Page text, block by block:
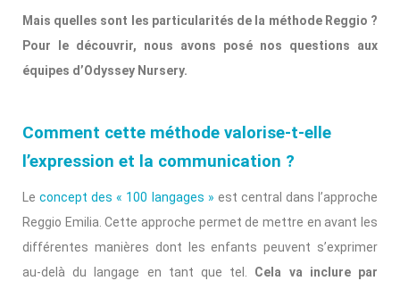
Mais quelles sont les particularités de la méthode Reggio ?
Pour le découvrir, nous avons posé nos questions aux
équipes d’Odyssey Nursery.
Comment cette méthode valorise-t-elle
l’expression et la communication ?
Leconcept des « 100 langages » est central dans l’approche
Reggio Emilia. Cette approche permet de mettre en avant les
différentes manières dont les enfants peuvent s’exprimer
au-delà du langage en tant que tel. Cela va inclure par